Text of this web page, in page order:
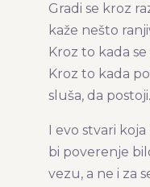
Gradi se kroz
kaže nešto
Kroz to kada
Kroz to kada
sluša, da postoji.
I evo stvari
bi poverenje
vezu, a ne i za